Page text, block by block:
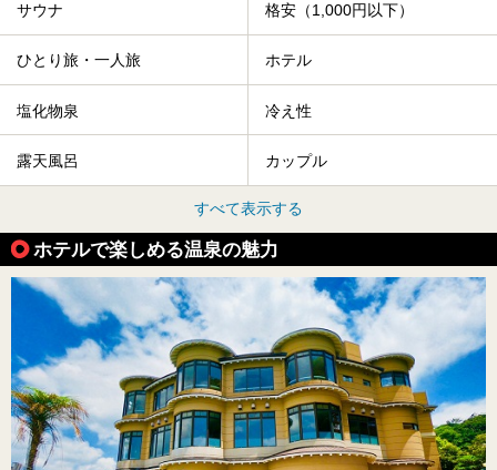
サウナ 格安（1,000円以下）
ひとり旅・一人旅 ホテル
塩化物泉 冷え性
露天風呂 カップル
すべて表示する
ホテルで楽しめる温泉の魅力